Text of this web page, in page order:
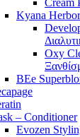
Kyana
Oxy
BEe
– Conditioner
Evozen